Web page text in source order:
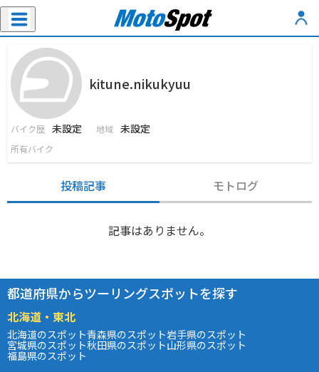
kitune.nikukyuu
バイク歴 未設定 地域 未設定
所有バイク
投稿記事 モトログ
記事はありません。
都道府県からツーリングスポットを探す
北海道・東北
北海道のスポット青森県のスポット岩手県のスポット
宮城県のスポット秋田県のスポット山形県のスポット
福島県のスポット